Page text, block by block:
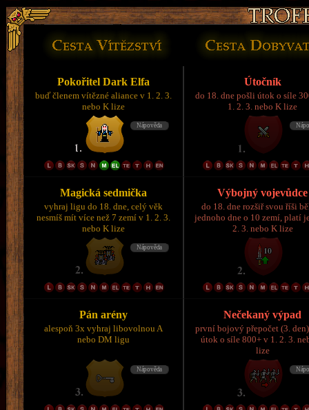
Pokořitel Dark Elfa
buď členem vítězné aliance v 1. 2. 3.
nebo K lize
Útočník
do 18. dne pošli útok o síle
1. 2. 3. nebo K lize
Magická sedmička
vyhraj ligu do 18. dne, celý věk
nesmíš mít více než 7 zemí v 1. 2. 3.
nebo K lize
Výbojný vojevůdce
do 18. dne rozšiř svou říši
jednoho dne o 10 zemí, platí
2. 3. nebo K lize
Pán arény
alespoň 3x vyhraj libovolnou A
nebo DM ligu
Nečekaný výpad
první bojový přepočet (3.
útok o síle 800+ v 1. 2. 3.
lize